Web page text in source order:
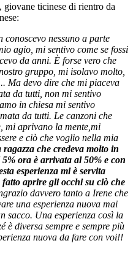
giovane ticinese di rientro da
conoscevo nessuno a parte
agio, mi sentivo come se fossi
da anni. È forse vero che
gruppo, mi isolavo molto,
Ma devo dire che mi piaceva
da tutti, non mi sentivo
in chiesa mi sentivo
da tutti. Le canzoni che
mi aprivano la mente,mi
e ciò che voglio nella mia
che credeva molto in
ora è arrivata al 50% e con
esperienza mi è servita
aprire gli occhi su ciò che
davvero tanto a Irene che
una esperienza nuova mai
sacco. Una esperienza così la
è diversa sempre e sempre più
nuova da fare con voi!!